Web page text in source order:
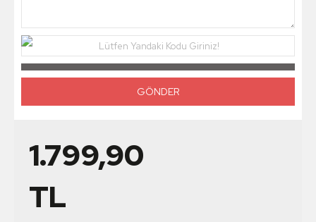
Lütfen Yandaki Kodu Giriniz!
1.799,90
TL